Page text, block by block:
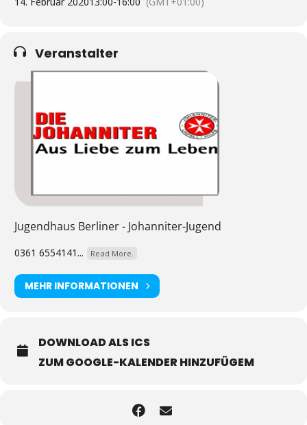
Veranstalter
Jugendhaus Berliner - Johanniter-Jugend
0361 6554141... Read More.
MEHR INFORMATIONEN
DOWNLOAD ALS ICS
ZUM GOOGLE-KALENDER HINZUFÜGEM